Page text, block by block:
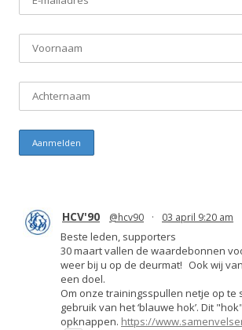
HCV'90 @hcv90 · 03 april 9:20 am
Beste leden, supporters
30 maart vallen de waardebonnen
weer bij u op de deurmat! Ook wij van
een doel.
Om onze trainingsspullen netje op te
gebruik van het ‘blauwe hok’. Dit
opknappen. https://